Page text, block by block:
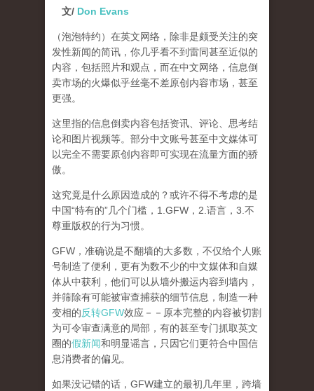
文/ Don Evans
（泡泡特约） 在英文网络，除非是颇受关注的突
发性新闻的简讯，你几乎看不到雷同甚至近似的
内容，包括照片和观点，而在中文网络，信息倒
卖市场的火爆似乎丝毫不差原创内容市场，甚至
更强。
这里指的信息倒卖内容包括资讯、评论、思考结
论和图片视频等。部分中文账号甚至中文媒体可
以完全不需要原创内容即可实现在流量方面的骄
傲。
这究竟是什么原因造成的？或许不得不考虑的是
中国“特有的”几个门槛，1.GFW，2.语言，3.不
尊重版权的行为习惯。
GFW，准确说是不翻墙的大多数，不仅给个人账
号制造了便利，更有为数不少的中文媒体和自媒
体从中获利，他们可以从墙外搬运内容到墙内，
并筛除有可能被审查捕获的细节信息，制造一种
变相的反转GFW效应－－原本完整的内容被切割
为可令审查满意的局部，有的甚至专门抓取英文
圈的假新闻和明显谣言，只因它们更符合中国信
息消费者的偏见。
如果没记错的话，GFW建立的最初几年里，跨墙